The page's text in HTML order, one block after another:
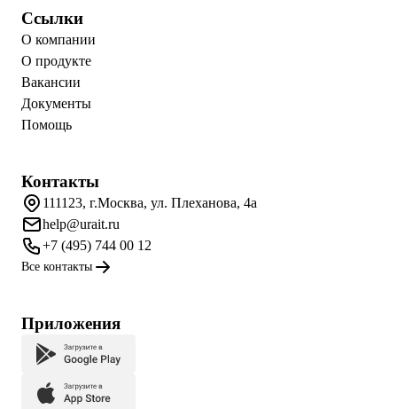
Ссылки
О компании
О продукте
Вакансии
Документы
Помощь
Контакты
111123, г.Москва, ул. Плеханова, 4а
help@urait.ru
+7 (495) 744 00 12
Все контакты
Приложения